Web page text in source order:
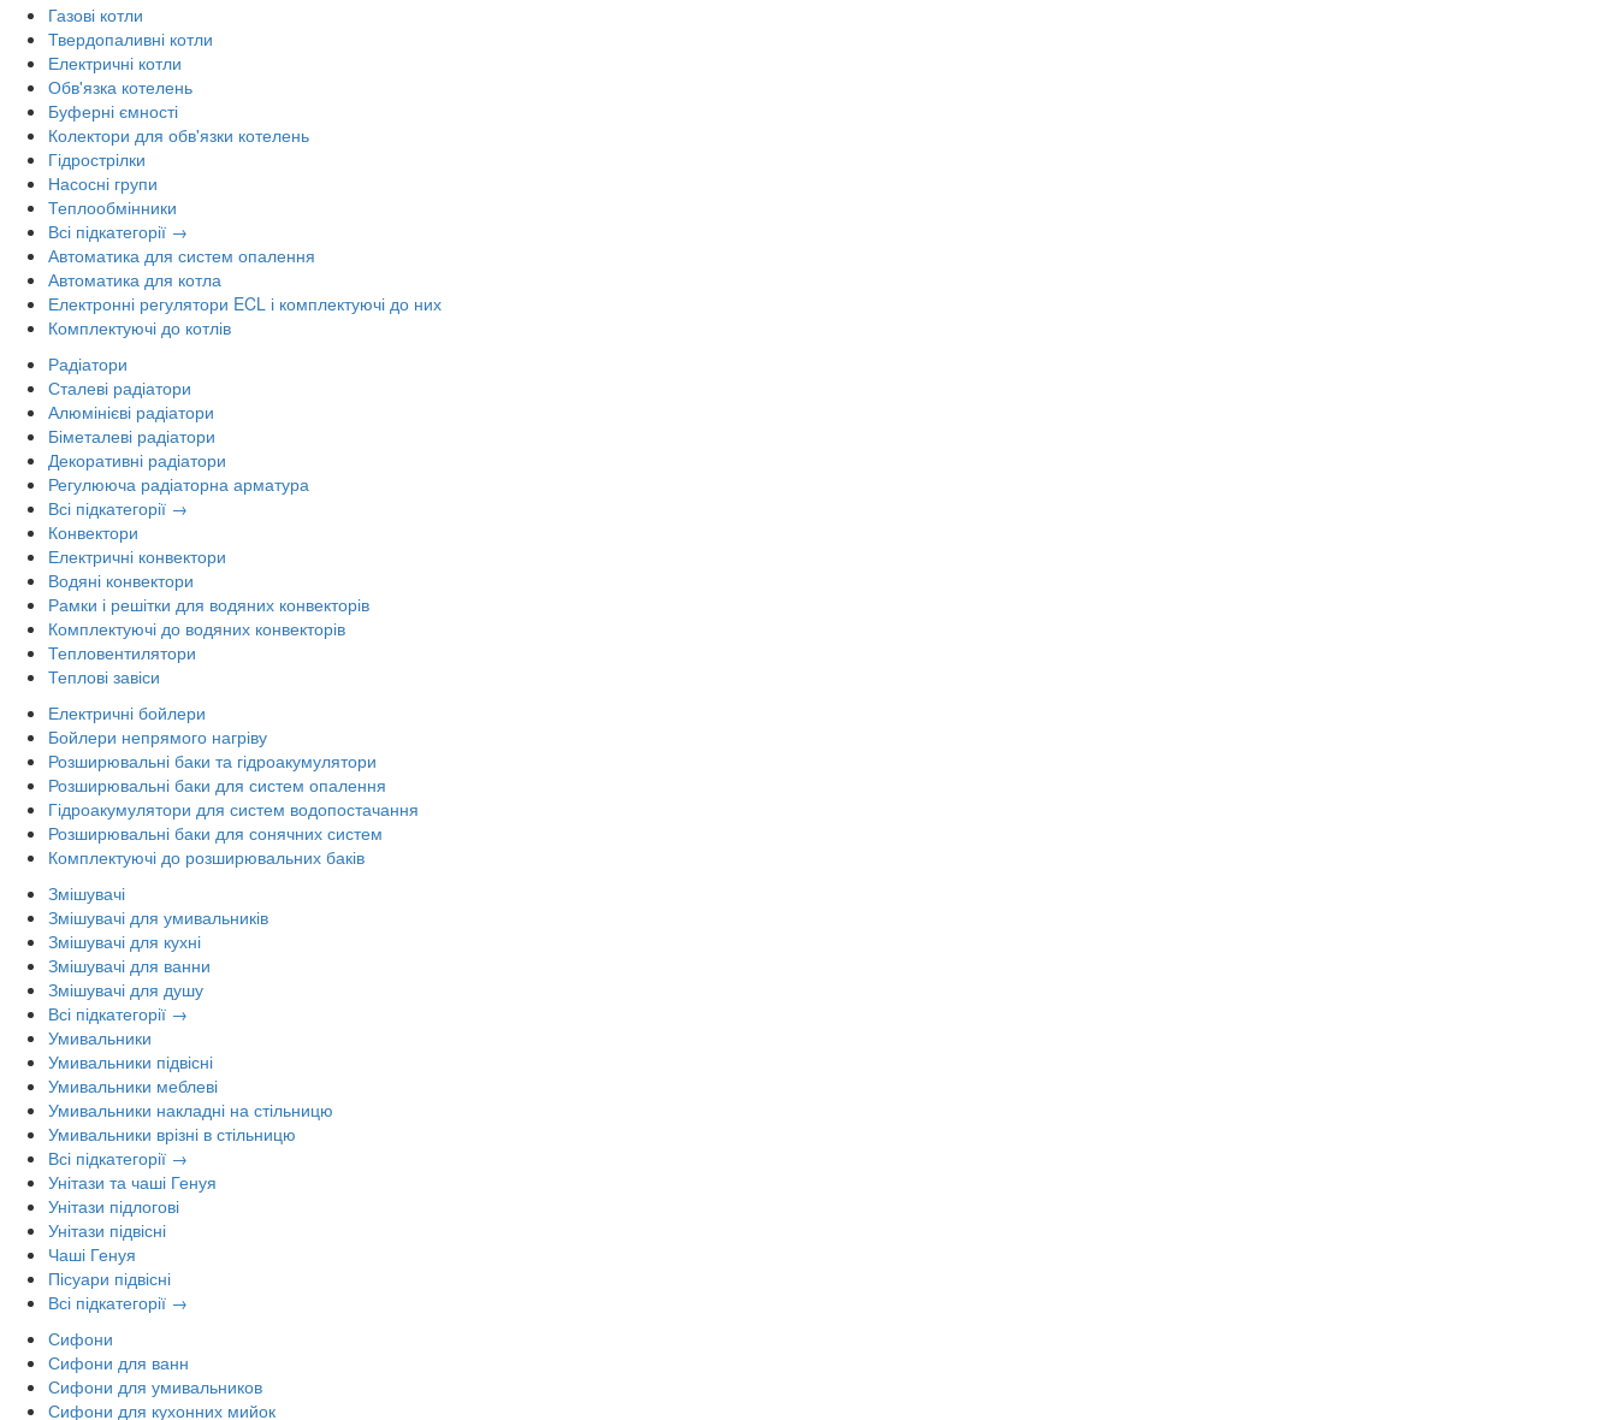
Газові котли
Твердопаливні котли
Електричні котли
Обв'язка котелень
Буферні ємності
Колектори для обв'язки котелень
Гідрострілки
Насосні групи
Теплообмінники
Всі підкатегорії →
Автоматика для систем опалення
Автоматика для котла
Електронні регулятори ECL і комплектуючі до них
Комплектуючі до котлів
Радіатори
Сталеві радіатори
Алюмінієві радіатори
Біметалеві радіатори
Декоративні радіатори
Регулююча радіаторна арматура
Всі підкатегорії →
Конвектори
Електричні конвектори
Водяні конвектори
Рамки і решітки для водяних конвекторів
Комплектуючі до водяних конвекторів
Тепловентилятори
Теплові завіси
Електричні бойлери
Бойлери непрямого нагріву
Розширювальні баки та гідроакумулятори
Розширювальні баки для систем опалення
Гідроакумулятори для систем водопостачання
Розширювальні баки для сонячних систем
Комплектуючі до розширювальних баків
Змішувачі
Змішувачі для умивальників
Змішувачі для кухні
Змішувачі для ванни
Змішувачі для душу
Всі підкатегорії →
Умивальники
Умивальники підвісні
Умивальники меблеві
Умивальники накладні на стільницю
Умивальники врізні в стільницю
Всі підкатегорії →
Унітази та чаші Генуя
Унітази підлогові
Унітази підвісні
Чаші Генуя
Пісуари підвісні
Всі підкатегорії →
Сифони
Сифони для ванн
Сифони для умивальников
Сифони для кухонних мийок